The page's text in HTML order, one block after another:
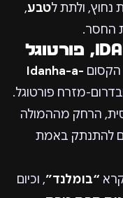
נחוץ, ולתת לטבע,
החסר.
Idanha-a-
מזרח פורטוגל.
הרחק מההמולה
להתנתק באמת
“בומלנד”, וכיום